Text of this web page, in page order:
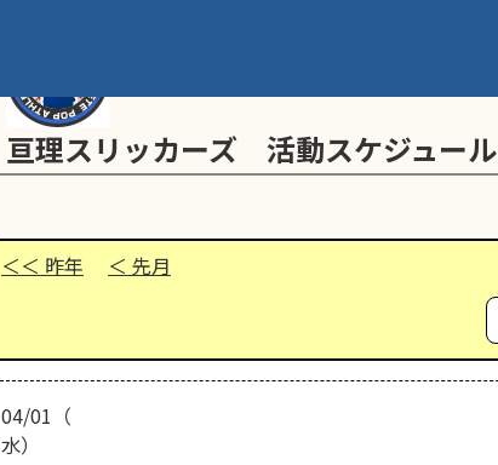
亘理スリッカーズ 活動スケジュール
昨年 先月
04/01（
水）